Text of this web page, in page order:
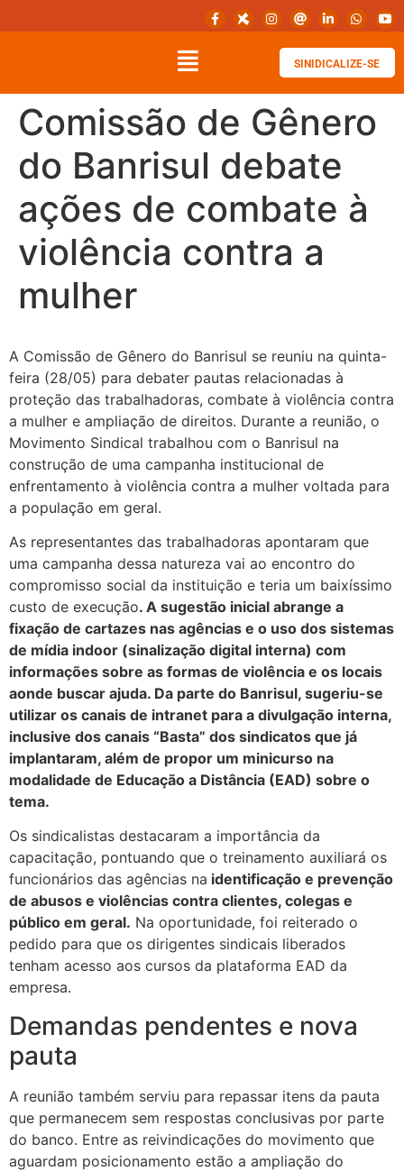
SINIDICALIZE-SE
Comissão de Gênero
do Banrisul debate
ações de combate à
violência contra a
mulher
A Comissão de Gênero do Banrisul se reuniu na quinta-
feira (28/05) para debater pautas relacionadas à
proteção das trabalhadoras, combate à violência contra
a mulher e ampliação de direitos. Durante a reunião, o
Movimento Sindical trabalhou com o Banrisul na
construção de uma campanha institucional de
enfrentamento à violência contra a mulher voltada para
a população em geral.
As representantes das trabalhadoras apontaram que
uma campanha dessa natureza vai ao encontro do
compromisso social da instituição e teria um baixíssimo
custo de execução. A sugestão inicial abrange a
fixação de cartazes nas agências e o uso dos sistemas
de mídia indoor (sinalização digital interna) com
informações sobre as formas de violência e os locais
aonde buscar ajuda. Da parte do Banrisul, sugeriu-se
utilizar os canais de intranet para a divulgação interna,
inclusive dos canais “Basta” dos sindicatos que já
implantaram, além de propor um minicurso na
modalidade de Educação a Distância (EAD) sobre o
tema.
Os sindicalistas destacaram a importância da
capacitação, pontuando que o treinamento auxiliará os
funcionários das agências na identificação e prevenção
de abusos e violências contra clientes, colegas e
público em geral. Na oportunidade, foi reiterado o
pedido para que os dirigentes sindicais liberados
tenham acesso aos cursos da plataforma EAD da
empresa.
Demandas pendentes e nova
pauta
A reunião também serviu para repassar itens da pauta
que permanecem sem respostas conclusivas por parte
do banco. Entre as reivindicações do movimento que
aguardam posicionamento estão a ampliação do